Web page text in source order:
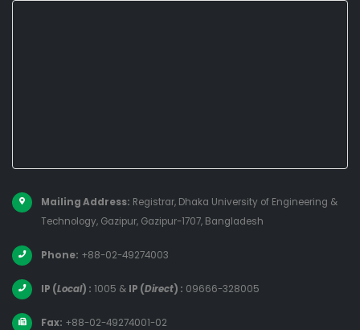
Mailing Address: Registrar, Dhaka University of Engineering &
Technology, Gazipur, Gazipur-1707, Bangladesh
Phone: +88-02-49274003
IP (Local) : 1005 & IP (Direct) : 09666-328005
Fax: +88-02-49274001-02